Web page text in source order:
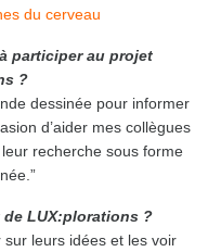
du cerveau
participer au projet
?
dessinée pour informer
d’aider mes collègues
recherche sous forme
de LUX:plorations ?
sur leurs idées et les voir